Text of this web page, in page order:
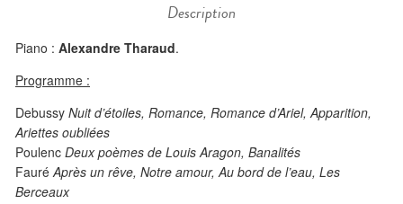
Description
Piano : Alexandre Tharaud.
Programme :
Debussy Nuit d’étoiles, Romance, Romance d’Ariel, Apparition,
Ariettes oubliées
Poulenc Deux poèmes de Louis Aragon, Banalités
FauréAprès un rêve, Notre amour, Au bord de l’eau, Les
Berceaux